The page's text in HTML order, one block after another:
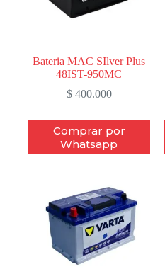
Bateria MAC SIlver Plus
48IST-950MC
$400.000
Comprar por
Whatsapp